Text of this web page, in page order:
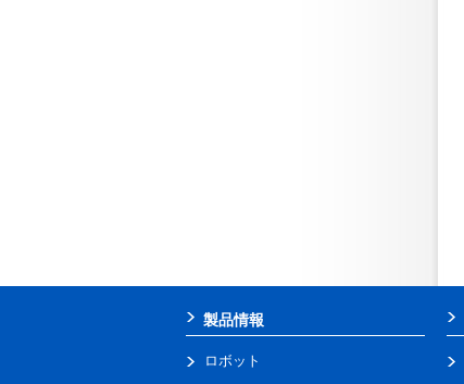
製品情報
ロボット